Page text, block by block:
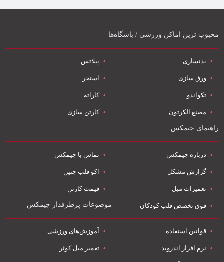
محبوب ترین اماکن ورزشی / باشگاه‌ها
بدنسازی پیلاتس
ورق سازی استخر
تکواندو کاراته
مصنع الکرتون کارتن سازی
راهنمای جیمکس
درباره جیمکس تماس با جیمکس
گزارش مشکل اکو قلب جنین
تعمیرات مبل قیمت کارتن
فوق تخصص قلب کودکان موضوعات پرطرفدار جیمکس
قوانین استفاده آموزش‌های ورزشی
نرم افزار اندروید تعمیر مبل کوثر